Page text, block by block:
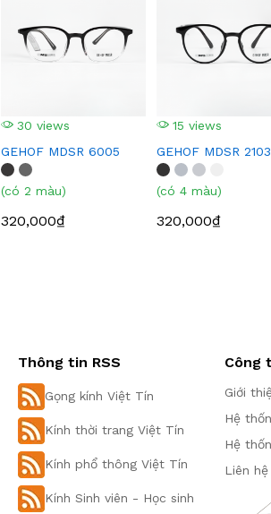
30 views
GEHOF MDSR 6005
(có 2 màu)
320,000₫
15 views
GEHOF MDSR 2103
(có 4 màu)
320,000₫
Thông tin RSS
Gọng kính Việt Tín
Kính thời trang Việt Tín
Kính phổ thông Việt Tín
Kính Sinh viên - Học sinh
Công
Giới
Hệ
Hệ
Liên hệ